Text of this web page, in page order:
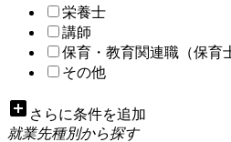
栄養士
講師
保育・教育関連職（保育
その他
add_box さらに条件を追加
就業先種別から探す